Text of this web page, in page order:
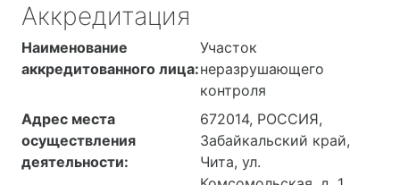
Аккредитация
Наименование
аккредитованного лица:
Участок
неразрушающего
контроля
Адрес места
осуществления
деятельности:
672014, РОССИЯ,
Забайкальский край,
Чита, ул.